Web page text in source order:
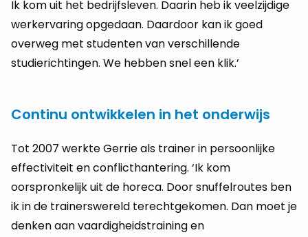
Ik kom uit het bedrijfsleven. Daarin heb ik veelzijdige
werkervaring opgedaan. Daardoor kan ik goed
overweg met studenten van verschillende
studierichtingen. We hebben snel een klik.’
Continu ontwikkelen in het onderwijs
Tot 2007 werkte Gerrie als trainer in persoonlijke
effectiviteit en conflicthantering. ‘Ik kom
oorspronkelijk uit de horeca. Door snuffelroutes ben
ik in de trainerswereld terechtgekomen. Dan moet je
denken aan vaardigheidstraining en